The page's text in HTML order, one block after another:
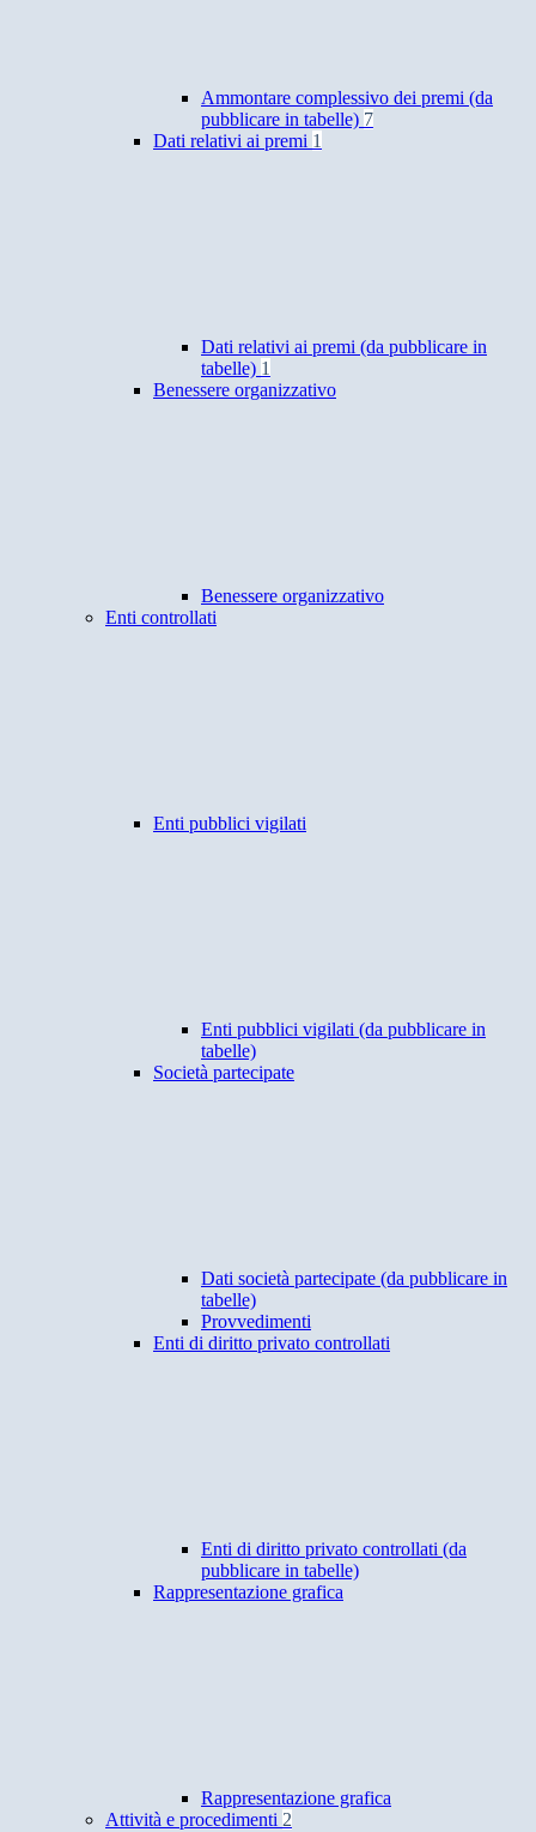
Ammontare complessivo dei premi (da
pubblicare in tabelle) 7
Dati relativi ai premi 1
Dati relativi ai premi (da pubblicare in
tabelle) 1
Benessere organizzativo
Benessere organizzativo
Enti controllati
Enti pubblici vigilati
Enti pubblici vigilati (da pubblicare in
tabelle)
Società partecipate
Dati società partecipate (da pubblicare in
tabelle)
Provvedimenti
Enti di diritto privato controllati
Enti di diritto privato controllati (da
pubblicare in tabelle)
Rappresentazione grafica
Rappresentazione grafica
Attività e procedimenti 2